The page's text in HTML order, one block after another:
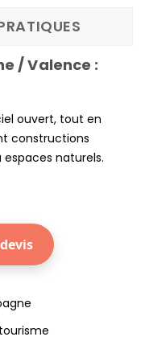
/ Valence :
ouvert, tout en
constructions
naturels.